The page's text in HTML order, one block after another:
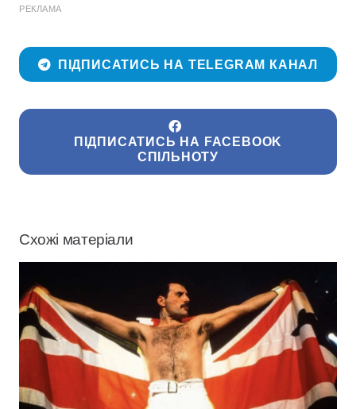
РЕКЛАМА
ПІДПИСАТИСЬ НА TELEGRAM КАНАЛ
ПІДПИСАТИСЬ НА FACEBOOK
СПІЛЬНОТУ
Схожі матеріали